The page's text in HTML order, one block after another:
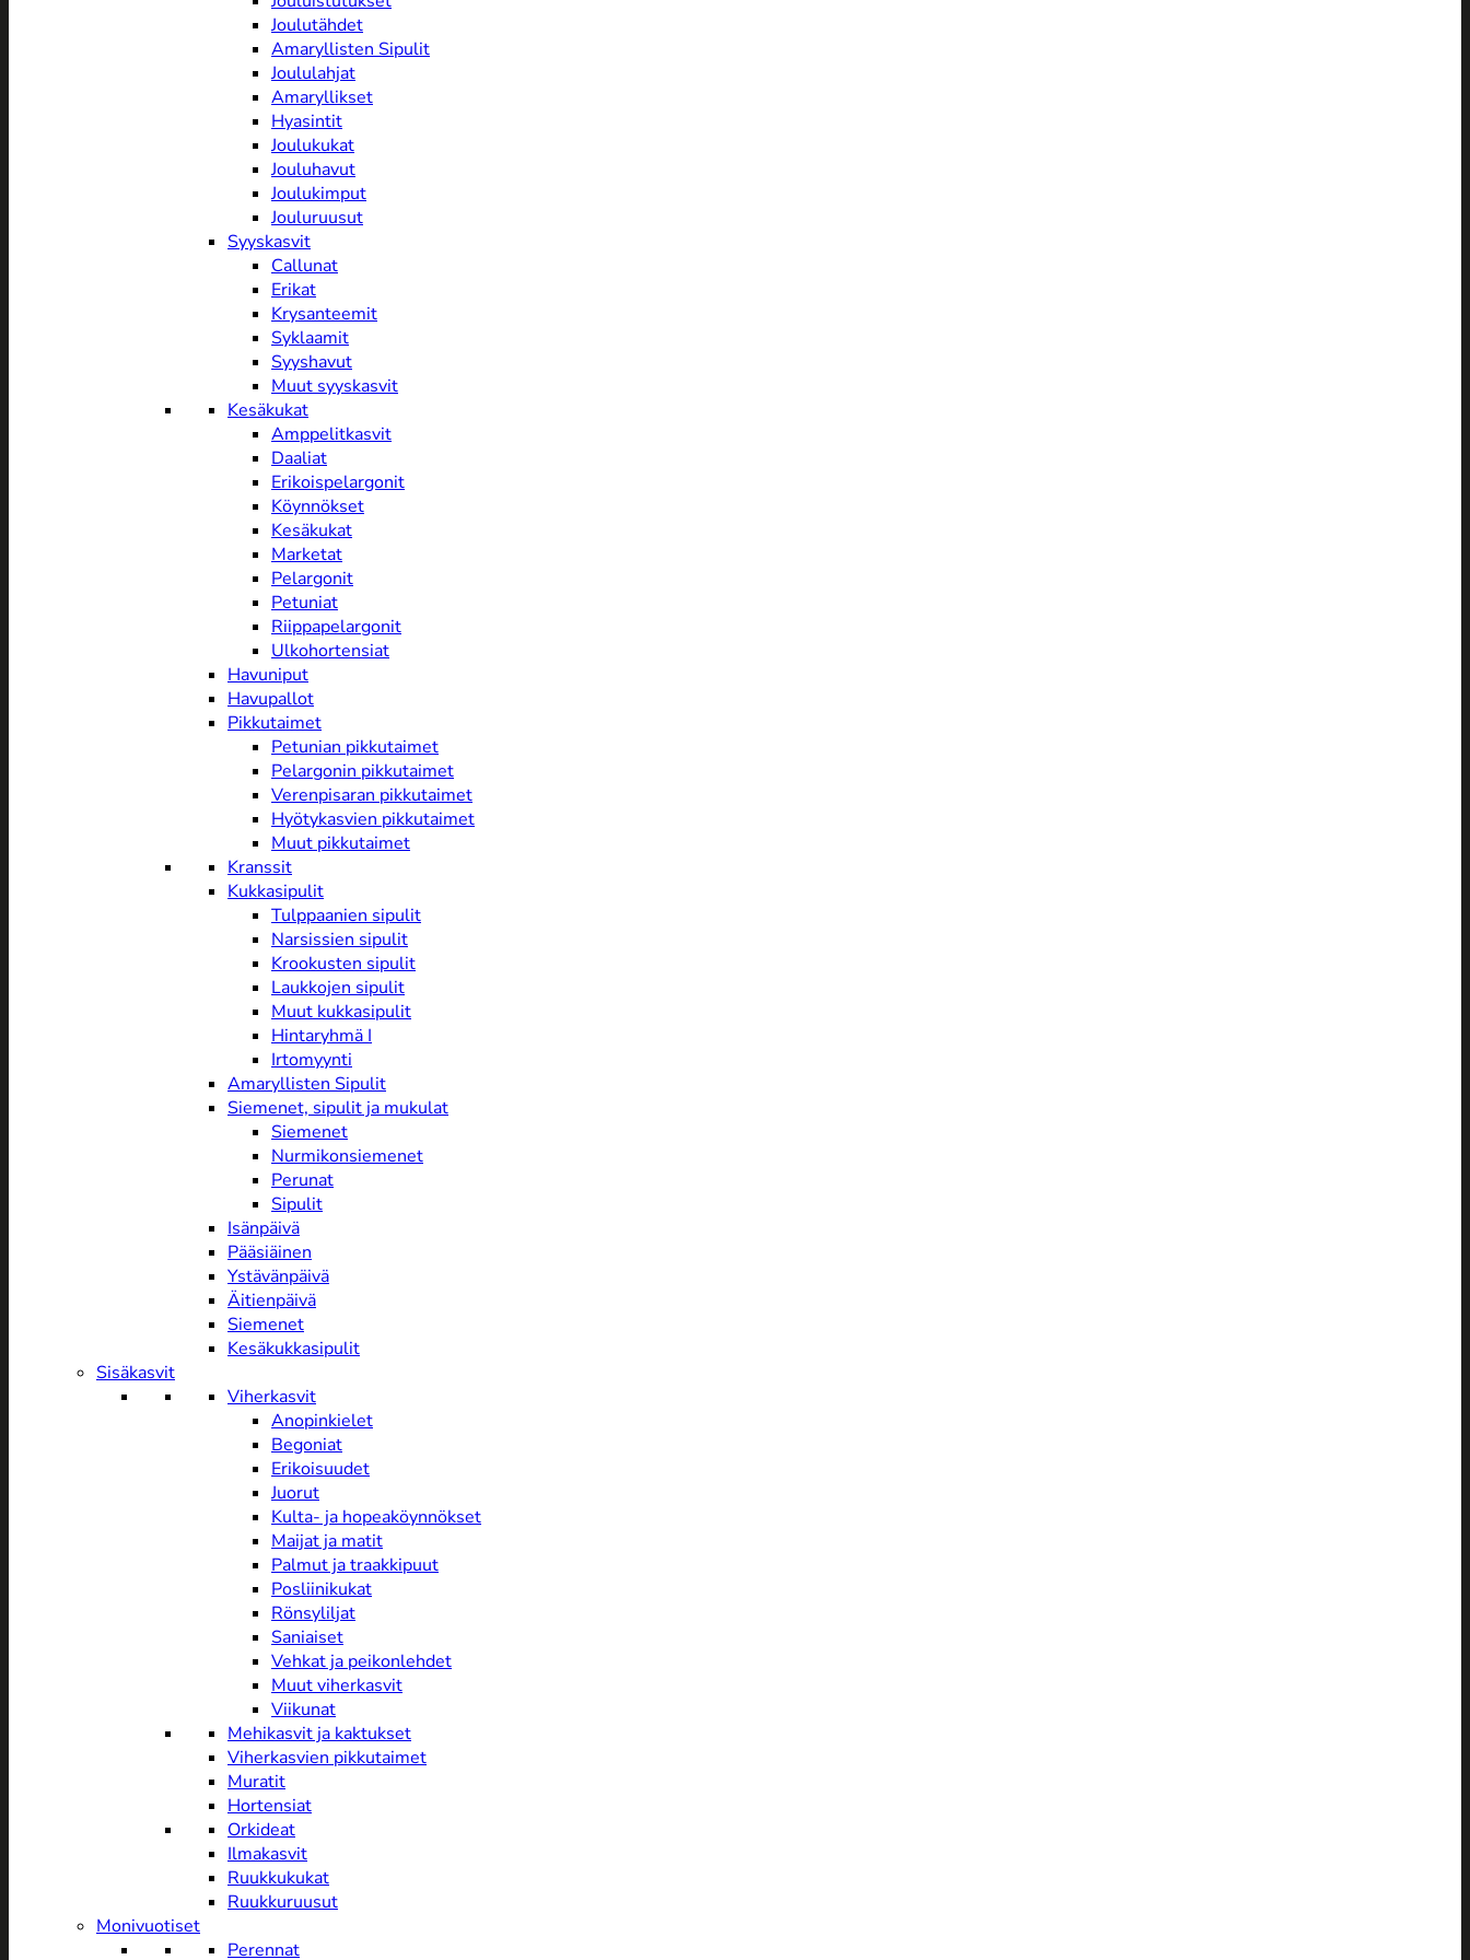
Joulutähdet
Amaryllisten Sipulit
Joululahjat
Amaryllikset
Hyasintit
Joulukukat
Jouluhavut
Joulukimput
Jouluruusut
Syyskasvit
Callunat
Erikat
Krysanteemit
Syklaamit
Syyshavut
Muut syyskasvit
Kesäkukat
Amppelitkasvit
Daaliat
Erikoispelargonit
Köynnökset
Kesäkukat
Marketat
Pelargonit
Petuniat
Riippapelargonit
Ulkohortensiat
Havuniput
Havupallot
Pikkutaimet
Petunian pikkutaimet
Pelargonin pikkutaimet
Verenpisaran pikkutaimet
Hyötykasvien pikkutaimet
Muut pikkutaimet
Kranssit
Kukkasipulit
Tulppaanien sipulit
Narsissien sipulit
Krookusten sipulit
Laukkojen sipulit
Muut kukkasipulit
Hintaryhmä I
Irtomyynti
Amaryllisten Sipulit
Siemenet, sipulit ja mukulat
Siemenet
Nurmikonsiemenet
Perunat
Sipulit
Isänpäivä
Pääsiäinen
Ystävänpäivä
Äitienpäivä
Siemenet
Kesäkukkasipulit
Sisäkasvit
Viherkasvit
Anopinkielet
Begoniat
Erikoisuudet
Juorut
Kulta- ja hopeaköynnökset
Maijat ja matit
Palmut ja traakkipuut
Posliinikukat
Rönsyliljat
Saniaiset
Vehkat ja peikonlehdet
Muut viherkasvit
Viikunat
Mehikasvit ja kaktukset
Viherkasvien pikkutaimet
Muratit
Hortensiat
Orkideat
Ilmakasvit
Ruukkukukat
Ruukkuruusut
Monivuotiset
Perennat